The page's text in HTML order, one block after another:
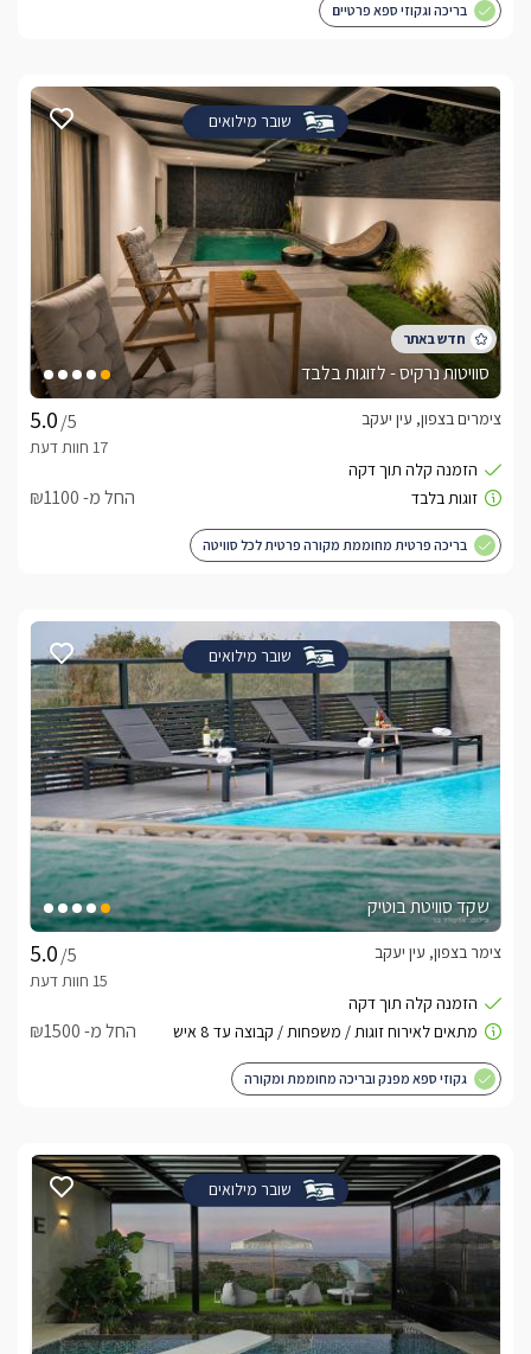
בריכה וגקוזי ספא פרטיים
שובר מילואים
סוויטות נרקיס - לזוגות בלבד
/5
צימרים בצפון, עין יעקב
החל מ- ₪1100
בריכה פרטית מחוממת מקורה פרטית לכל סוויטה
שובר מילואים
שקד סוויטת בוטיק
/5
צימר בצפון, עין יעקב
החל מ- ₪1500
גקוזי ספא מפנק ובריכה מחוממת ומקורה
שובר מילואים